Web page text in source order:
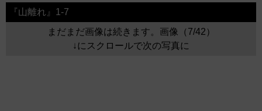
『山離れ』1-7
まだまだ画像は続きます。画像（7/42）
↓にスクロールで次の写真に